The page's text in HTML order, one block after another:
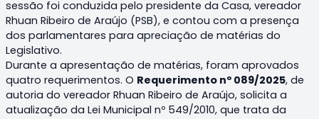
sessão foi conduzida pelo presidente da Casa, vereador
Rhuan Ribeiro de Araújo (PSB), e contou com a presença
dos parlamentares para apreciação de matérias do
Legislativo.
Durante a apresentação de matérias, foram aprovados
quatro requerimentos. O Requerimento nº 089/2025, de
autoria do vereador Rhuan Ribeiro de Araújo, solicita a
atualização da Lei Municipal nº 549/2010, que trata da